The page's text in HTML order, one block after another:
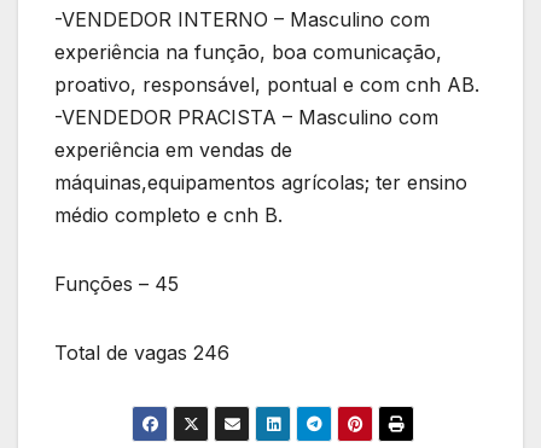
-VENDEDOR INTERNO – Masculino com
experiência na função, boa comunicação,
proativo, responsável, pontual e com cnh AB.
-VENDEDOR PRACISTA – Masculino com
experiência em vendas de
máquinas,equipamentos agrícolas; ter ensino
médio completo e cnh B.
Funções – 45
Total de vagas 246